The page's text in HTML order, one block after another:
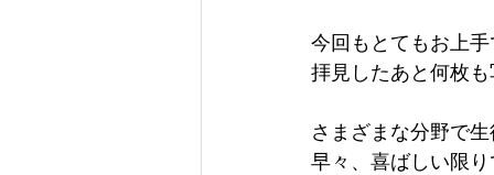
今回もとてもお上
拝見したあと何枚
さまざまな分野で
早々、喜ばしい限り